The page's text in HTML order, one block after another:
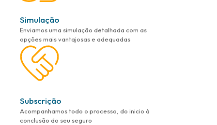
Simulação
Enviamos uma simulação detalhada com as
opções mais vantajosas e adequadas
Subscrição
Acompanhamos todo o processo, do inicio à
conclusão do seu seguro